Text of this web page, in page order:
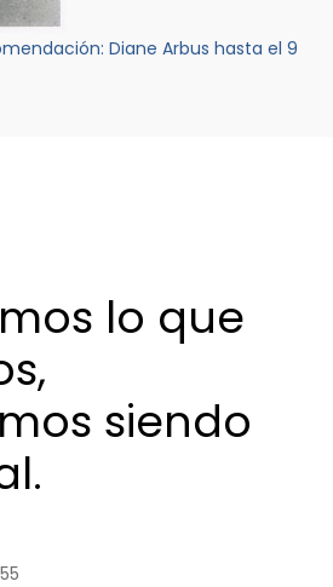
Diane Arbus hasta el 9
lo que
siendo